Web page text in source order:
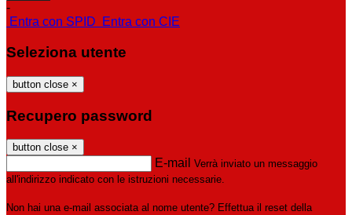
-
Entra con SPID
Entra con CIE
Seleziona utente
button close ×
Recupero password
button close ×
E-mail Verrà inviato un messaggio
all'indirizzo indicato con le istruzioni necessarie.
Non hai una e-mail associata al nome utente? Effettua il reset della